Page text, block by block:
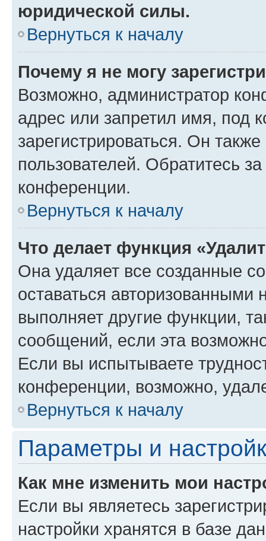
юридической силы.
Вернуться к началу
Почему я не могу
Возможно, администратор
адрес или запретил имя, под
зарегистрироваться. Он
пользователей. Обратитесь
конференции.
Вернуться к началу
Что делает функция
Она удаляет все созданные
оставаться авторизованными
выполняет другие функции,
сообщений, если эта
Если вы испытываете
конференции, возможно,
Вернуться к началу
Параметры и
Как мне изменить мои
Если вы являетесь
настройки хранятся в базе